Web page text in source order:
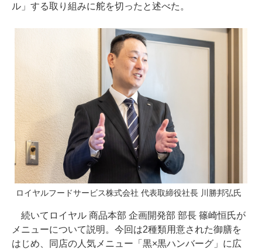
ル」する取り組みに舵を切ったと述べた。
ロイヤルフードサービス株式会社 代表取締役社長 川勝邦弘氏
続いてロイヤル 商品本部 企画開発部 部長 篠崎恒氏が
メニューについて説明。今回は2種類用意された御膳を
はじめ、同店の人気メニュー「黒×黒ハンバーグ」に広